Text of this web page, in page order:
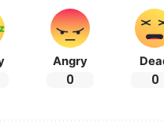
Angry
0 0